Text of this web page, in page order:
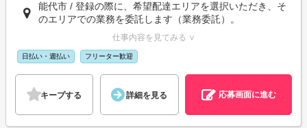
能代市 / 登録の際に、希望配達エリアを選択いただき、そ
のエリアでの業務を委託します（業務委託）。
仕事内容を見てみる ∨
日払い・週払い フリーター歓迎
キープする 詳細を見る 応募画面に進む